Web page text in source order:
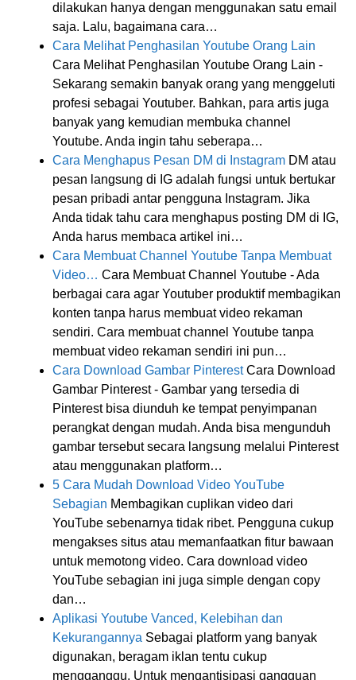
dilakukan hanya dengan menggunakan satu email
saja. Lalu, bagaimana cara…
Cara Melihat Penghasilan Youtube Orang Lain
Cara Melihat Penghasilan Youtube Orang Lain -
Sekarang semakin banyak orang yang menggeluti
profesi sebagai Youtuber. Bahkan, para artis juga
banyak yang kemudian membuka channel
Youtube. Anda ingin tahu seberapa…
Cara Menghapus Pesan DM di Instagram DM atau
pesan langsung di IG adalah fungsi untuk bertukar
pesan pribadi antar pengguna Instagram. Jika
Anda tidak tahu cara menghapus posting DM di IG,
Anda harus membaca artikel ini…
Cara Membuat Channel Youtube Tanpa Membuat
Video… Cara Membuat Channel Youtube - Ada
berbagai cara agar Youtuber produktif membagikan
konten tanpa harus membuat video rekaman
sendiri. Cara membuat channel Youtube tanpa
membuat video rekaman sendiri ini pun…
Cara Download Gambar PinterestCara Download
Gambar Pinterest - Gambar yang tersedia di
Pinterest bisa diunduh ke tempat penyimpanan
perangkat dengan mudah. Anda bisa mengunduh
gambar tersebut secara langsung melalui Pinterest
atau menggunakan platform…
5 Cara Mudah Download Video YouTube
Sebagian Membagikan cuplikan video dari
YouTube sebenarnya tidak ribet. Pengguna cukup
mengakses situs atau memanfaatkan fitur bawaan
untuk memotong video. Cara download video
YouTube sebagian ini juga simple dengan copy
dan…
Aplikasi Youtube Vanced, Kelebihan dan
Kekurangannya Sebagai platform yang banyak
digunakan, beragam iklan tentu cukup
mengganggu. Untuk mengantisipasi gangguan